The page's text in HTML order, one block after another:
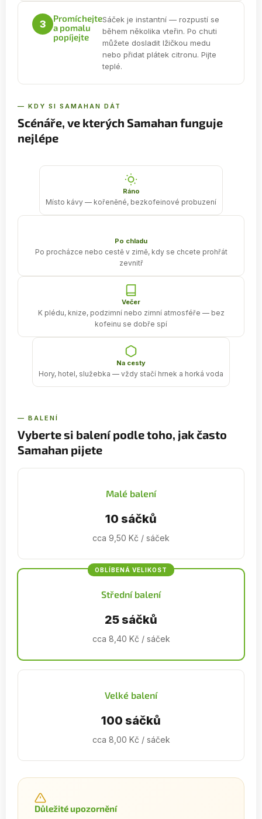
3
Promíchejte
a pomalu
popíjejte
Sáček je instantní — rozpustí se
během několika vteřin. Po chuti
můžete dosladit lžičkou medu
nebo přidat plátek citronu. Pijte
teplé.
— KDY SI SAMAHAN DÁT
Scénáře, ve kterých Samahan funguje
nejlépe
Ráno
Místo kávy — kořeněné, bezkofeinové probuzení
Po chladu
Po procházce nebo cestě v zimě, kdy se chcete prohřát
zevnitř
Večer
K plédu, knize, podzimní nebo zimní atmosféře — bez
kofeinu se dobře spí
Na cesty
Hory, hotel, služebka — vždy stačí hrnek a horká voda
— BALENÍ
Vyberte si balení podle toho, jak často
Samahan pijete
Malé balení
10 sáčků
cca 9,50 Kč / sáček
OBLÍBENÁ VELIKOST
Střední balení
25 sáčků
cca 8,40 Kč / sáček
Velké balení
100 sáčků
cca 8,00 Kč / sáček
Důležité upozornění